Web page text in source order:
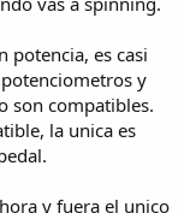
potencia, es casi
y
son compatibles.
la unica es
y fuera el unico